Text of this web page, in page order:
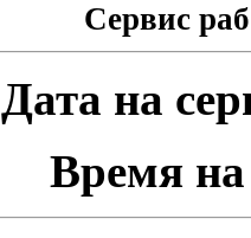
Сервис
Дата на
Время на